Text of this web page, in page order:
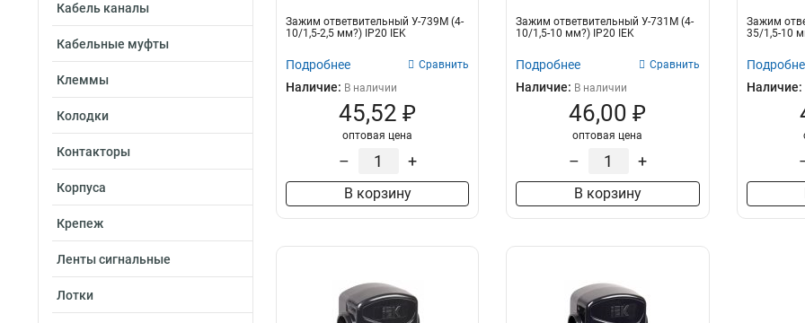
Кабель каналы
Кабельные муфты
Клеммы
Колодки
Контакторы
Корпуса
Крепеж
Ленты сигнальные
Лотки
45A 3
25A 5
41А 7
175А 7
9
Зажим ответвительный У-739М (4-
10/1,5-2,5 мм?) IP20 IEK
Подробнее Сравнить
Наличие: В наличии
45,52 ₽
оптовая цена
– +
В корзину
Зажим ответвительный У-731М (4-
10/1,5-10 мм?) IP20 IEK
Подробнее Сравнить
Наличие: В наличии
46,00 ₽
оптовая цена
– +
В корзину
Зажим
35/1,5-10
Наличие: